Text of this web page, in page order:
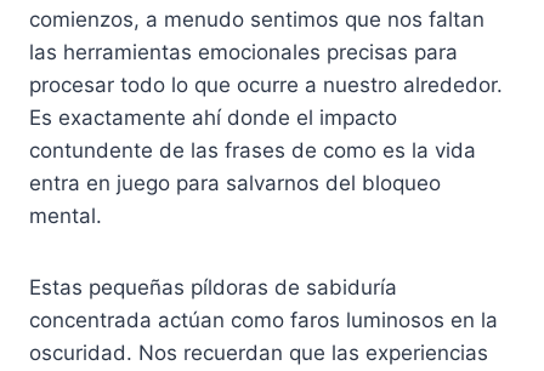
comienzos, a menudo sentimos que nos faltan
las herramientas emocionales precisas para
procesar todo lo que ocurre a nuestro alrededor.
Es exactamente ahí donde el impacto
contundente de las frases de como es la vida
entra en juego para salvarnos del bloqueo
mental.
Estas pequeñas píldoras de sabiduría
concentrada actúan como faros luminosos en la
oscuridad. Nos recuerdan que las experiencias